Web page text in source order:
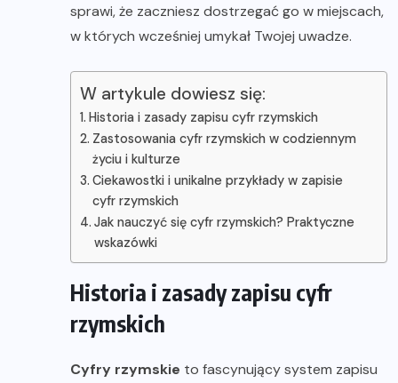
sprawi, że zaczniesz dostrzegać go w miejscach,
w których wcześniej umykał Twojej uwadze.
W artykule dowiesz się:
Historia i zasady zapisu cyfr rzymskich
Zastosowania cyfr rzymskich w codziennym
życiu i kulturze
Ciekawostki i unikalne przykłady w zapisie
cyfr rzymskich
Jak nauczyć się cyfr rzymskich? Praktyczne
wskazówki
Historia i zasady zapisu cyfr
rzymskich
Cyfry rzymskie to fascynujący system zapisu